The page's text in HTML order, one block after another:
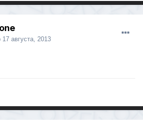
17 августа, 2013